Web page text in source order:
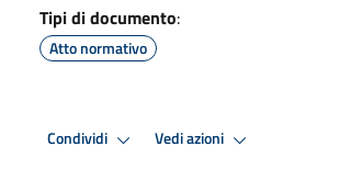
Tipi di documento:
Atto normativo
Condividi Vedi azioni